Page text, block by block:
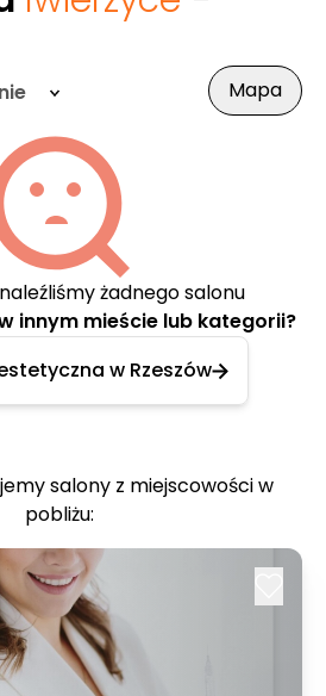
Mapa
żadnego salonu
innym mieście lub kategorii?
w Rzeszów
salony z miejscowości w
pobliżu: